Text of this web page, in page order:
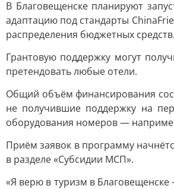
В Благовещенске планируют
адаптацию под стандарты
распределения бюджетных средств.
Грантовую поддержку могут
претендовать любые отели.
Общий объём финансирования
не получившие поддержку на
оборудования номеров —
Приём заявок в программу
в разделе «Субсидии МСП».
«Я верю в туризм в